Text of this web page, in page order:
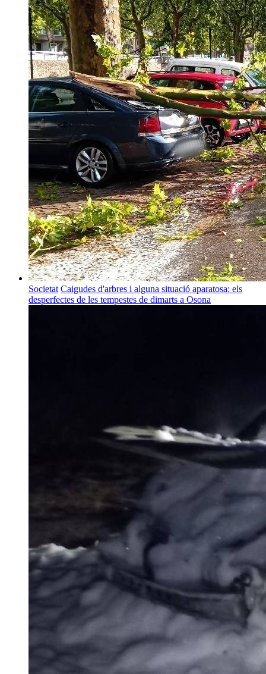
Societat Caigudes d'arbres i alguna situació aparatosa: els
desperfectes de les tempestes de dimarts a Osona